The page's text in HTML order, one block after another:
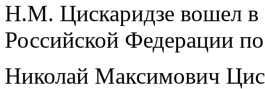
Н.М. Цискаридзе вошел в
Российской Федерации по
Николай Максимович